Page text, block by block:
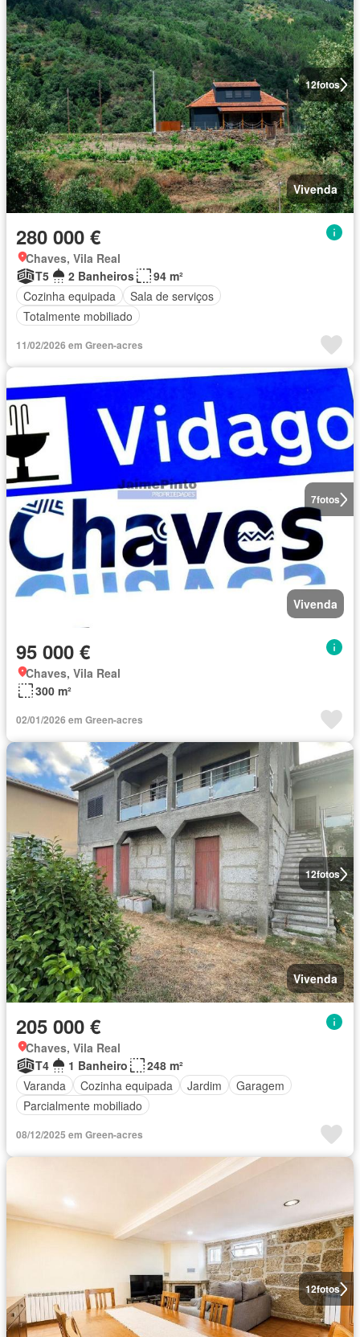
12fotos
Vivenda
280 000 €
Chaves, Vila Real
T5
2 Banheiros
94 m²
Cozinha equipada
Sala de serviços
Totalmente mobiliado
11/02/2026 em Green-acres
7fotos
Vivenda
95 000 €
Chaves, Vila Real
300 m²
02/01/2026 em Green-acres
12fotos
Vivenda
205 000 €
Chaves, Vila Real
T4
1 Banheiro
248 m²
Varanda
Cozinha equipada Jardim
Garagem
Parcialmente mobiliado
08/12/2025 em Green-acres
12fotos